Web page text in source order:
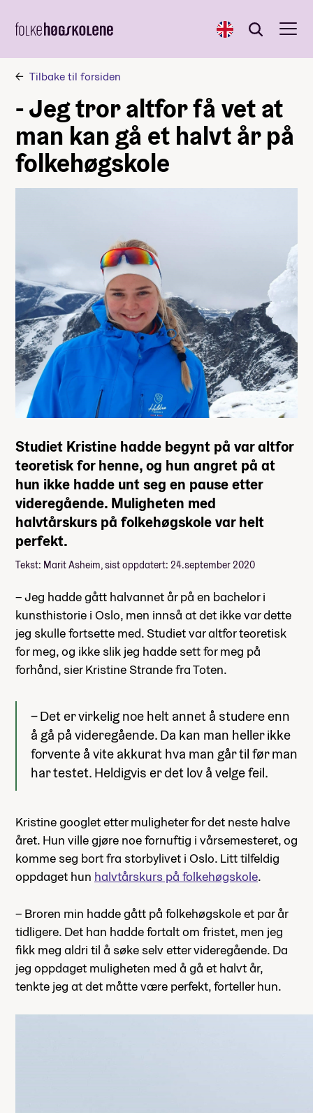
English Søk
Søk
Tilbake til forsiden
- Jeg tror altfor få vet at
man kan gå et halvt år på
folkehøgskole
Studiet Kristine hadde begynt på var altfor
teoretisk for henne, og hun angret på at
hun ikke hadde unt seg en pause etter
videregående. Muligheten med
halvtårskurs på folkehøgskole var helt
perfekt.
Tekst: Marit Asheim, sist oppdatert: 24.september 2020
– Jeg hadde gått halvannet år på en bachelor i
kunsthistorie i Oslo, men innså at det ikke var dette
jeg skulle fortsette med. Studiet var altfor teoretisk
for meg, og ikke slik jeg hadde sett for meg på
forhånd, sier Kristine Strande fra Toten.
– Det er virkelig noe helt annet å studere enn
å gå på videregående. Da kan man heller ikke
forvente å vite akkurat hva man går til før man
har testet. Heldigvis er det lov å velge feil.
Kristine googlet etter muligheter for det neste halve
året. Hun ville gjøre noe fornuftig i vårsemesteret, og
komme seg bort fra storbylivet i Oslo. Litt tilfeldig
oppdaget hun halvtårskurs på folkehøgskole.
– Broren min hadde gått på folkehøgskole et par år
tidligere. Det han hadde fortalt om fristet, men jeg
fikk meg aldri til å søke selv etter videregående. Da
jeg oppdaget muligheten med å gå et halvt år,
tenkte jeg at det måtte være perfekt, forteller hun.